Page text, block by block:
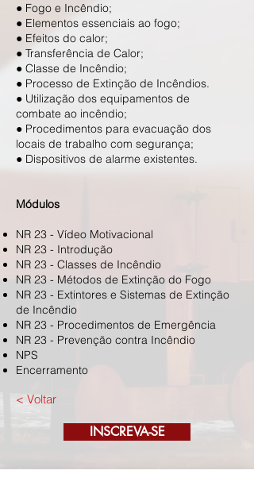
● Fogo e Incêndio;
● Elementos essenciais ao fogo;
● Efeitos do calor;
● Transferência de Calor;
● Classe de Incêndio;
● Processo de Extinção de Incêndios.
● Utilização dos equipamentos de
combate ao incêndio;
● Procedimentos para evacuação dos
locais de trabalho com segurança;
● Dispositivos de alarme existentes.
Módulos
NR 23 - Vídeo Motivacional
NR 23 - Introdução
NR 23 - Classes de Incêndio
NR 23 - Métodos de Extinção do Fogo
NR 23 - Extintores e Sistemas de Extinção
de Incêndio
NR 23 - Procedimentos de Emergência
NR 23 - Prevenção contra Incêndio
NPS
Encerramento
< Voltar
INSCREVA-SE